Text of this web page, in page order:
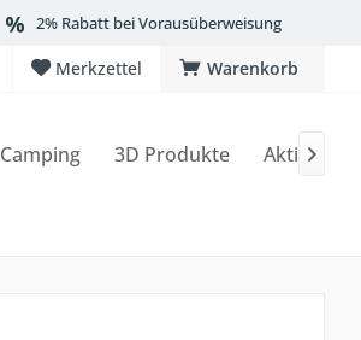
2% Rabatt bei Vorausüberweisung
Warenkorb
Merkzettel
Camping 3D Produkte Aktionen
